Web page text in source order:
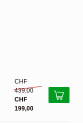
CHF
439,00
CHF
199,00